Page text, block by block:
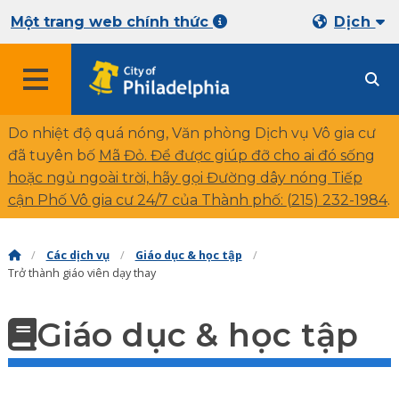
Một trang web chính thức Dịch
Do nhiệt độ quá nóng, Văn phòng Dịch vụ Vô gia cư
đã tuyên bố Mã Đỏ. Để được giúp đỡ cho ai đó sống
hoặc ngủ ngoài trời, hãy gọi Đường dây nóng Tiếp
cận Phố Vô gia cư 24/7 của Thành phố: (215) 232-1984.
Các dịch vụ
Giáo dục & học tập
Trở thành giáo viên dạy thay
Giáo dục & học tập